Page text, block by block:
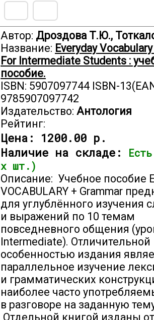
Автор: Дроздова Т.Ю.,
Название: Everyday
For Intermediate Students :
пособие.
ISBN: 5907097744 ISBN-
9785907097742
Издательство: Антология
Рейтинг:
Цена: 1200.00 р.
Наличие на складе:
х шт.)
Описание: Учебное пособие
VOCABULARY + Grammar
для углублённого изучения
и выражений по 10 темам
повседневного общения
Intermediate). Отличительной
особенностью издания
параллельное изучение
и грамматических
наиболее часто
в разговоре на заданную
Отдельной книгой изданы